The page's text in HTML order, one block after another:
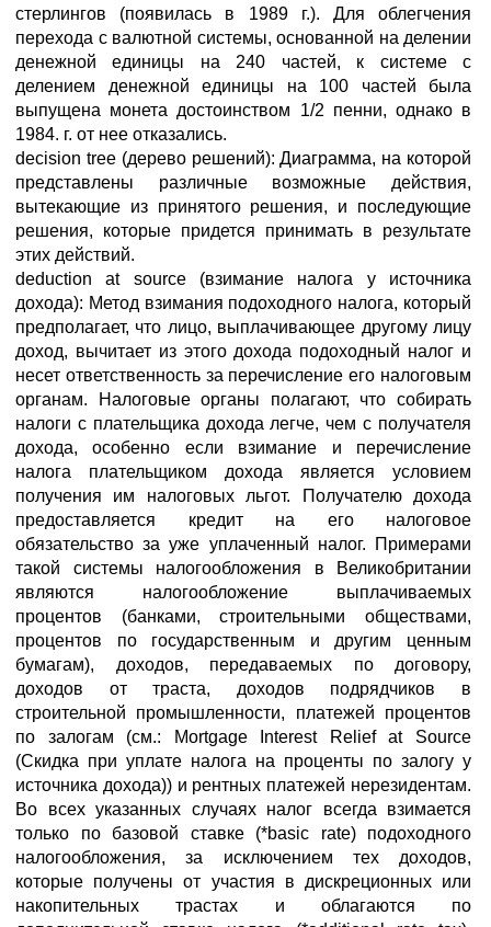
стерлингов (появилась в 1989 г.). Для облегчения
перехода с валютной системы, основанной на делении
денежной единицы на 240 частей, к системе с
делением денежной единицы на 100 частей была
выпущена монета достоинством 1/2 пенни, однако в
1984. г. от нее отказались.
decision tree (дерево решений): Диаграмма, на которой
представлены различные возможные действия,
вытекающие из принятого решения, и последующие
решения, которые придется принимать в результате
этих действий.
deduction at source (взимание налога у источника
дохода): Метод взимания подоходного налога, который
предполагает, что лицо, выплачивающее другому лицу
доход, вычитает из этого дохода подоходный налог и
несет ответственность за перечисление его налоговым
органам. Налоговые органы полагают, что собирать
налоги с плательщика дохода легче, чем с получателя
дохода, особенно если взимание и перечисление
налога плательщиком дохода является условием
получения им налоговых льгот. Получателю дохода
предоставляется кредит на его налоговое
обязательство за уже уплаченный налог. Примерами
такой системы налогообложения в Великобритании
являются налогообложение выплачиваемых
процентов (банками, строительными обществами,
процентов по государственным и другим ценным
бумагам), доходов, передаваемых по договору,
доходов от траста, доходов подрядчиков в
строительной промышленности, платежей процентов
по залогам (см.: Mortgage Interest Relief at Source
(Скидка при уплате налога на проценты по залогу у
источника дохода)) и рентных платежей нерезидентам.
Во всех указанных случаях налог всегда взимается
только по базовой ставке (*basic rate) подоходного
налогообложения, за исключением тех доходов,
которые получены от участия в дискреционных или
накопительных трастах и облагаются по